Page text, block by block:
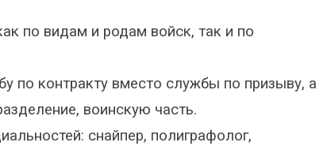
по видам и родам войск, так и по
по контракту вместо службы по призыву, а
воинскую часть.
снайпер, полиграфолог,